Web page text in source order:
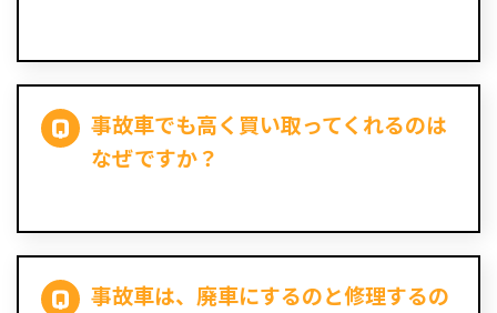
事故車でも高く買い取ってくれるのは
なぜですか？
事故車は、廃車にするのと修理するの